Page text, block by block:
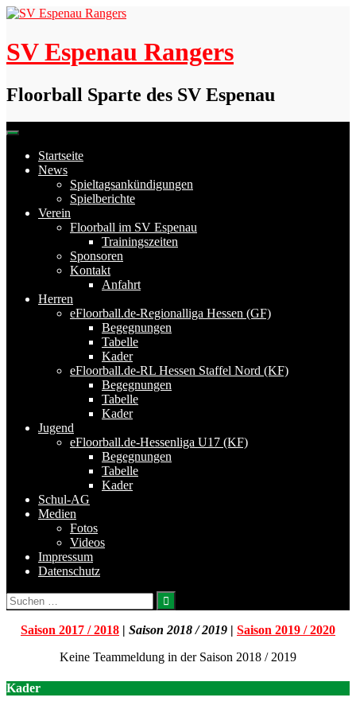
Skip
content
SV Espenau Rangers
Floorball Sparte des SV Espenau
Startseite
News
Spieltagsankündigungen
Spielberichte
Verein
Floorball im SV Espenau
Trainingszeiten
Sponsoren
Kontakt
Anfahrt
Herren
eFloorball.de-Regionalliga Hessen (GF)
Begegnungen
Tabelle
Kader
eFloorball.de-RL Hessen Staffel Nord (KF)
Begegnungen
Tabelle
Kader
Jugend
eFloorball.de-Hessenliga U17 (KF)
Begegnungen
Tabelle
Kader
Schul-AG
Medien
Fotos
Videos
Impressum
Datenschutz
Suchen
nach:
Saison 2017 / 2018 | Saison 2018 / 2019 | Saison 2019 / 2020
Keine Teammeldung in der Saison 2018 / 2019
Kader